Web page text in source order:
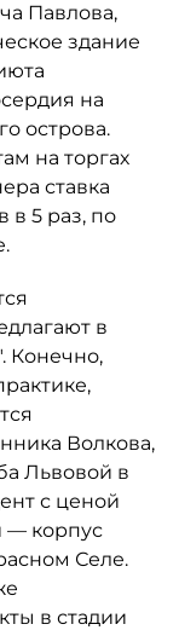
Павлова,
здание
на
острова.
на торгах
ставка
в 5 раз, по
в
Конечно,
Волкова,
Львовой в
с ценой
— корпус
Селе.
в стадии